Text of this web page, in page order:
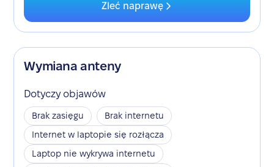
Zleć naprawę
Wymiana anteny
Dotyczy objawów
Brak zasięgu
Brak internetu
Internet w laptopie się rozłącza
Laptop nie wykrywa internetu